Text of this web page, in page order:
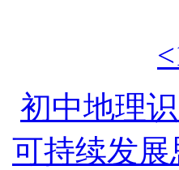
初中地理
可持续发